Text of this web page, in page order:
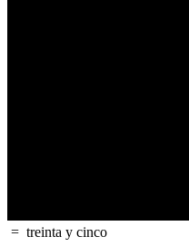
= treinta y cinco